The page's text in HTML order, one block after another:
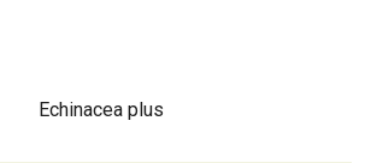
Echinacea plus